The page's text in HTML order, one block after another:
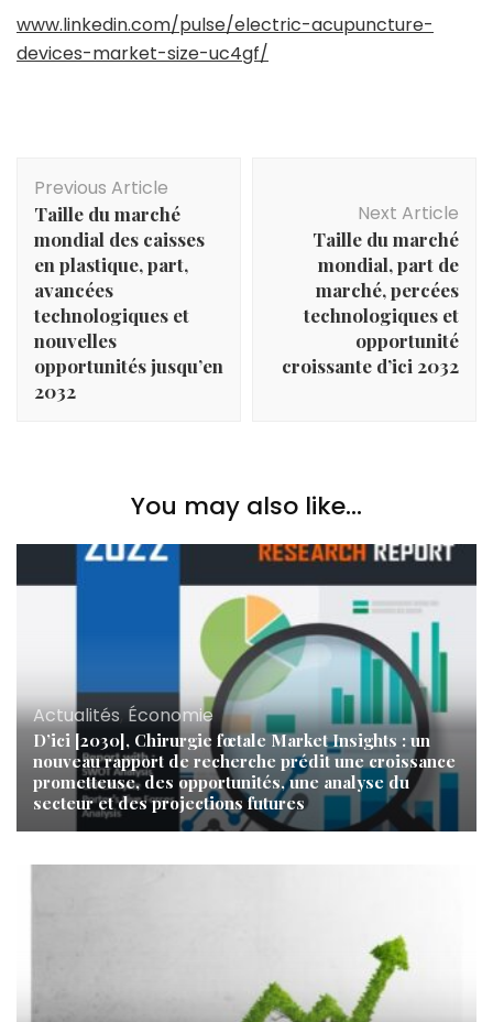
www.linkedin.com/pulse/electric-acupuncture-
devices-market-size-uc4gf/
Navigation
Previous Article
Taille du marché
mondial des caisses
en plastique, part,
avancées
technologiques et
nouvelles
opportunités jusqu’en
2032
Next Article
Taille du marché
mondial, part de
marché, percées
technologiques et
opportunité
croissante d’ici 2032
You may also like...
Actualités Économie
D’ici [2030], Chirurgie fœtale Market Insights : un
nouveau rapport de recherche prédit une croissance
prometteuse, des opportunités, une analyse du
secteur et des projections futures